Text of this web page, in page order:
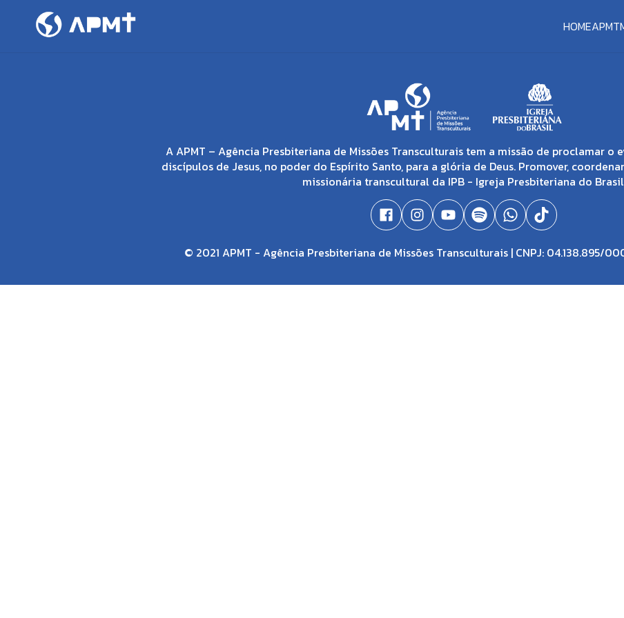
HOMEAPMT
A APMT – Agência Presbiteriana de Missões Transculturais tem a missão de proclamar o
discípulos de Jesus, no poder do Espírito Santo, para a glória de Deus. Promover,
missionária transcultural da IPB - Igreja Presbiteriana do
© 2021 APMT - Agência Presbiteriana de Missões Transculturais | CNPJ: 04.138.895/